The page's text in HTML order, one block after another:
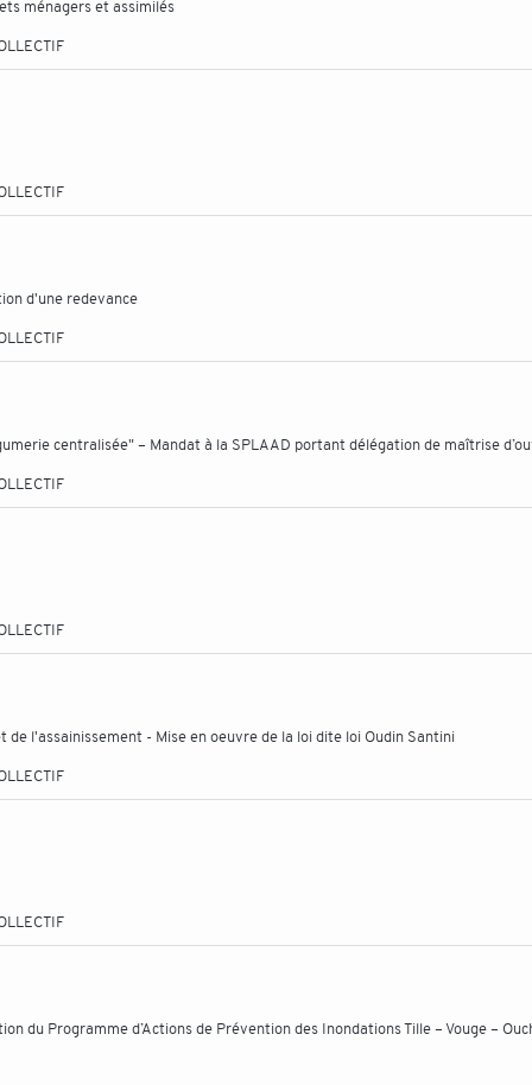
ménagers et assimilés
d'une redevance
centralisée" – Mandat à la SPLAAD portant délégation de maîtrise
l'assainissement - Mise en oeuvre de la loi dite loi Oudin Santini
du Programme d’Actions de Prévention des Inondations Tille – Vouge –